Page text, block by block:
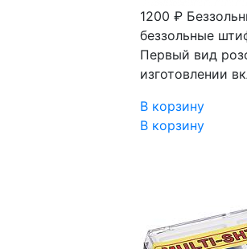
1200 ₽
беззольные
Первый вид
изготовлении
В корзину
В корзину